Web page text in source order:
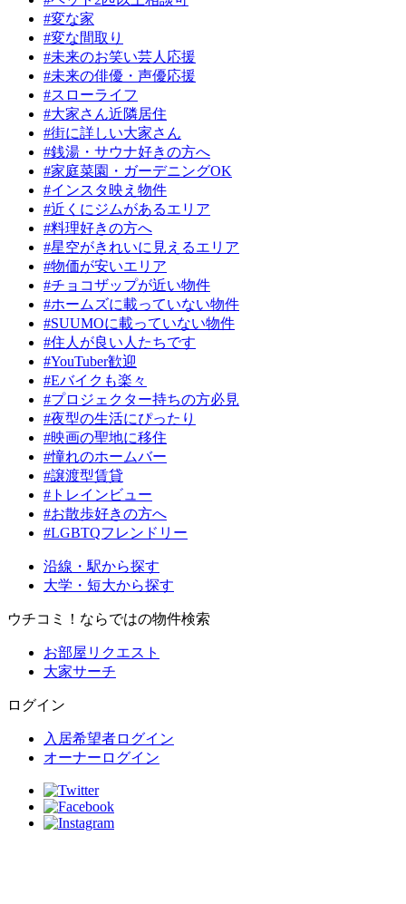
#変な家
#変な間取り
#未来のお笑い芸人応援
#未来の俳優・声優応援
#スローライフ
#大家さん近隣居住
#街に詳しい大家さん
#銭湯・サウナ好きの方へ
#家庭菜園・ガーデニングOK
#インスタ映え物件
#近くにジムがあるエリア
#料理好きの方へ
#星空がきれいに見えるエリア
#物価が安いエリア
#チョコザップが近い物件
#ホームズに載っていない物件
#SUUMOに載っていない物件
#住人が良い人たちです
#YouTuber歓迎
#Eバイクも楽々
#プロジェクター持ちの方必見
#夜型の生活にぴったり
#映画の聖地に移住
#憧れのホームバー
#譲渡型賃貸
#トレインビュー
#お散歩好きの方へ
#LGBTQフレンドリー
沿線・駅から探す
大学・短大から探す
ウチコミ！ならではの物件検索
お部屋リクエスト
大家サーチ
ログイン
入居希望者ログイン
オーナーログイン